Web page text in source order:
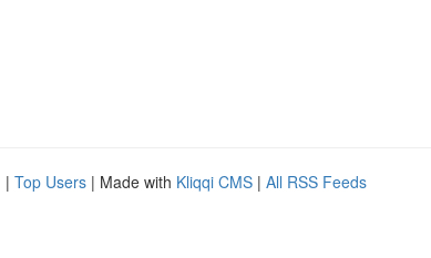
| Top Users | Made with Kliqqi CMS | All RSS Feeds